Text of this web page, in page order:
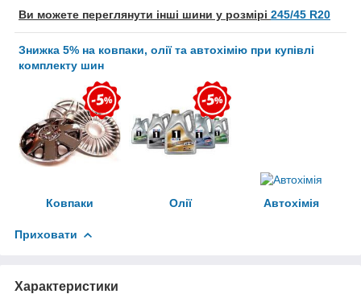
Ви можете переглянути інші шини у розмірі 245/45 R20
Знижка 5% на ковпаки, олії та автохімію при купівлі
комплекту шин
Ковпаки Олії Автохімія
Приховати
Характеристики